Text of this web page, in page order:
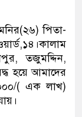
পিতা-
তজুমদ্দিন,
হয়ে আমাদের
( এক লাখ)